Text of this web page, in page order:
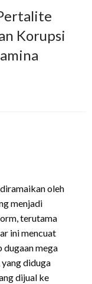
Korupsi
oleh
menjadi
terutama
ini mencuat
mega
diduga
dijual ke